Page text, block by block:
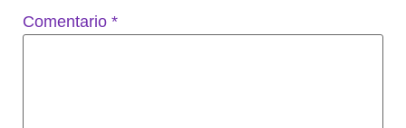
Comentario *